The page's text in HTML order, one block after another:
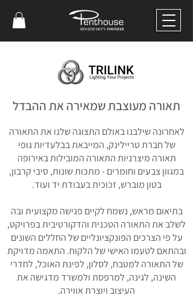
תאורה מעוצבת שמאירה את ההבדל
לאחרונה שילבנו באולם התצוגה שלנו את התאורה
של חברת טריילינק, המייבאת בבלעדיות גופי
תאורה מיצרניות התאורה המובילות באירופה
במגוון צבעים וחומרים -מתכות שונות,סיבי קרבון,
בטון מוברש, זכוכית בעבודת יד ועוד.
בתיאום מראש, נשמח לקיים פגישה מקצועית ובה
לשלב את התאורה הטכנית והדקורטיבית בפרויקט,
על פי הצרכים הפונקציונליים של החללים השונים
ובהתאם לטעמו האישי של הלקוח. התאמה מדויקת
של התאורה למטבח, לסלון, לפינת האוכל, לחדרי
השינה, לגינה, למרפסת ולמשרד מדגישה את
העיצוב ויוצרת אווירה.